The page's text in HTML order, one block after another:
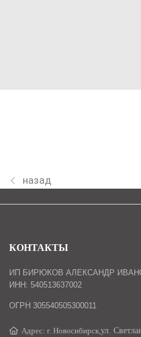
назад
КОНТАКТЫ
ИП БИРЮКОВ АЛЕКСАНДР
ИНН: 540513637002
ОГРН 305540505300011
Адрес: г. Новосибирск,ул.